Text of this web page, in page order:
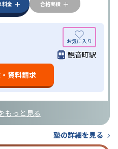
料金 合格実績
観音町駅
資料請求
もっと見る
塾の詳細を見る